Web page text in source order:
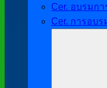
Cer. อบรมก
Cer. การอบ